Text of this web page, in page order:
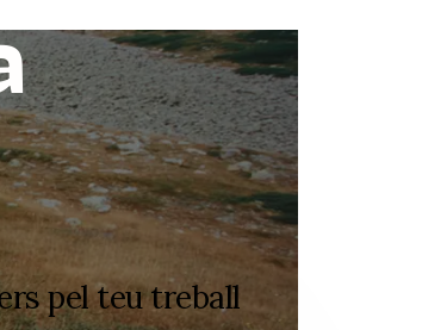
pel teu treball